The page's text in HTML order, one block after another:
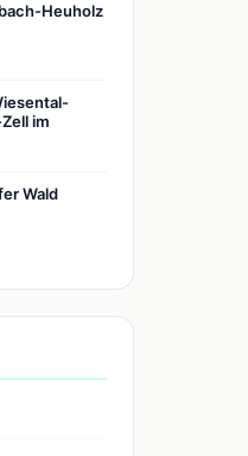
Heuholz
im
Wald